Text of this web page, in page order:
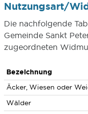
Nutzungsart/
Die nachfolgende
Gemeinde Sankt
zugeordneten
Bezeichnung
Äcker, Wiesen oder
Wälder